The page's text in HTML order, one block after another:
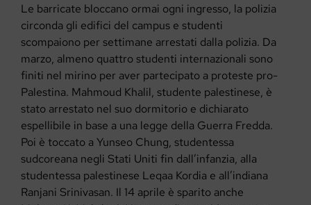
Le barricate bloccano ormai ogni ingresso, la polizia
circonda gli edifici del campus e studenti
scompaiono per settimane arrestati dalla polizia. Da
marzo, almeno quattro studenti internazionali sono
finiti nel mirino per aver partecipato a proteste pro-
Palestina. Mahmoud Khalil, studente palestinese, è
stato arrestato nel suo dormitorio e dichiarato
espellibile in base a una legge della Guerra Fredda.
Poi è toccato a Yunseo Chung, studentessa
sudcoreana negli Stati Uniti fin dall’infanzia, alla
studentessa palestinese Leqaa Kordia e all’indiana
Ranjani Srinivasan. Il 14 aprile è sparito anche